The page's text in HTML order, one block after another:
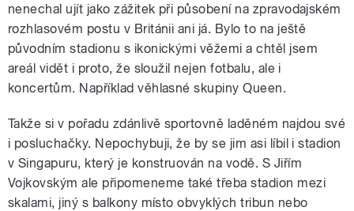
nenechal ujít jako zážitek při působení na zpravodajském
rozhlasovém postu v Británii ani já. Bylo to na ještě
původním stadionu s ikonickými věžemi a chtěl jsem
areál vidět i proto, že sloužil nejen fotbalu, ale i
koncertům. Například věhlasné skupiny Queen.
Takže si v pořadu zdánlivě sportovně laděném najdou své
i posluchačky. Nepochybuji, že by se jim asi líbil i stadion
v Singapuru, který je konstruován na vodě. S Jiřím
Vojkovským ale připomeneme také třeba stadion mezi
skalami, jiný s balkony místo obvyklých tribun nebo